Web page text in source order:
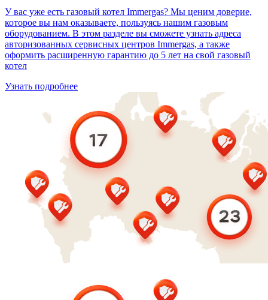
У вас уже есть газовый котел Immergas? Мы ценим доверие,
которое вы нам оказываете, пользуясь нашим газовым
оборудованием. В этом разделе вы сможете узнать адреса
авторизованных сервисных центров Immergas, а также
оформить расширенную гарантию до 5 лет на свой газовый
котел
Узнать подробнее